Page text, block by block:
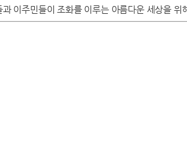
이주민들이 조화를 이루는 아름다운 세상을 위